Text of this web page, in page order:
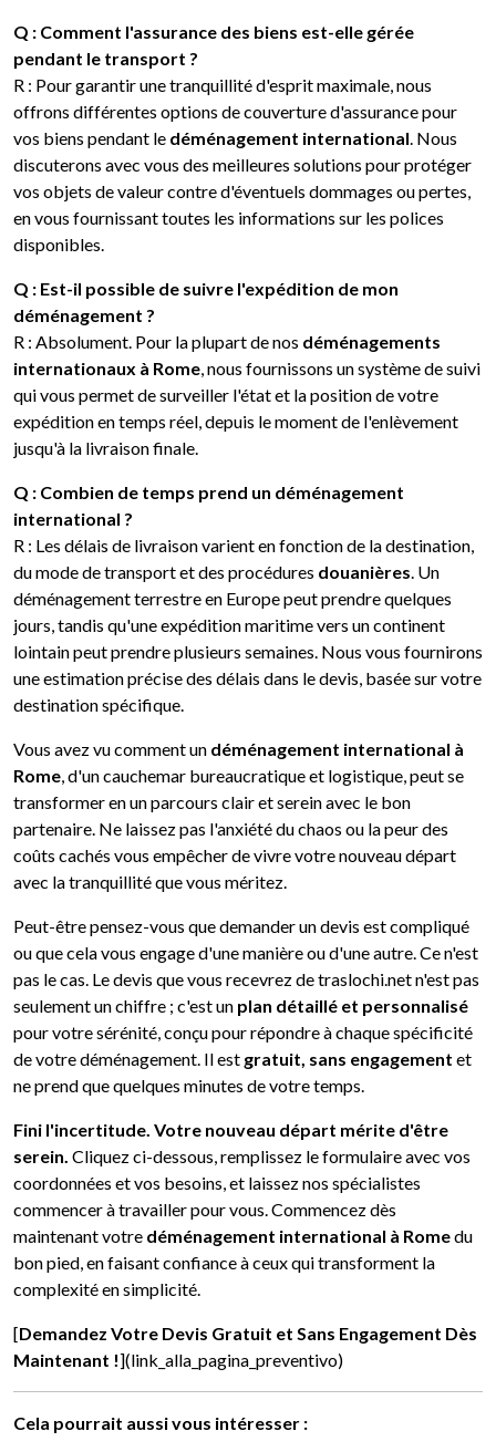
Q : Comment l'assurance des biens est-elle gérée
pendant le transport ?
R : Pour garantir une tranquillité d'esprit maximale, nous
offrons différentes options de couverture d'assurance pour
vos biens pendant le déménagement international. Nous
discuterons avec vous des meilleures solutions pour protéger
vos objets de valeur contre d'éventuels dommages ou pertes,
en vous fournissant toutes les informations sur les polices
disponibles.
Q : Est-il possible de suivre l'expédition de mon
déménagement ?
R : Absolument. Pour la plupart de nos déménagements
internationaux à Rome, nous fournissons un système de suivi
qui vous permet de surveiller l'état et la position de votre
expédition en temps réel, depuis le moment de l'enlèvement
jusqu'à la livraison finale.
Q : Combien de temps prend un déménagement
international ?
R : Les délais de livraison varient en fonction de la destination,
du mode de transport et des procédures douanières. Un
déménagement terrestre en Europe peut prendre quelques
jours, tandis qu'une expédition maritime vers un continent
lointain peut prendre plusieurs semaines. Nous vous fournirons
une estimation précise des délais dans le devis, basée sur votre
destination spécifique.
Vous avez vu comment un déménagement international à
Rome, d'un cauchemar bureaucratique et logistique, peut se
transformer en un parcours clair et serein avec le bon
partenaire. Ne laissez pas l'anxiété du chaos ou la peur des
coûts cachés vous empêcher de vivre votre nouveau départ
avec la tranquillité que vous méritez.
Peut-être pensez-vous que demander un devis est compliqué
ou que cela vous engage d'une manière ou d'une autre. Ce n'est
pas le cas. Le devis que vous recevrez de traslochi.net n'est pas
seulement un chiffre ; c'est un plan détaillé et personnalisé
pour votre sérénité, conçu pour répondre à chaque spécificité
de votre déménagement. Il est gratuit, sans engagement et
ne prend que quelques minutes de votre temps.
Fini l'incertitude. Votre nouveau départ mérite d'être
serein. Cliquez ci-dessous, remplissez le formulaire avec vos
coordonnées et vos besoins, et laissez nos spécialistes
commencer à travailler pour vous. Commencez dès
maintenant votre déménagement international à Romedu
bon pied, en faisant confiance à ceux qui transforment la
complexité en simplicité.
[Demandez Votre Devis Gratuit et Sans Engagement Dès
Maintenant !](link_alla_pagina_preventivo)
Cela pourrait aussi vous intéresser :